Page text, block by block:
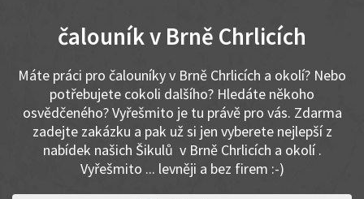
čalouník v Brně Chrlicích
Máte práci pro čalouníky v Brně Chrlicích a okolí? Nebo
potřebujete cokoli dalšího? Hledáte někoho
osvědčeného? Vyřešmito je tu právě pro vás. Zdarma
zadejte zakázku a pak už si jen vyberete nejlepší z
nabídek našich Šikulů v Brně Chrlicích a okolí .
Vyřešmito ... levněji a bez firem :-)